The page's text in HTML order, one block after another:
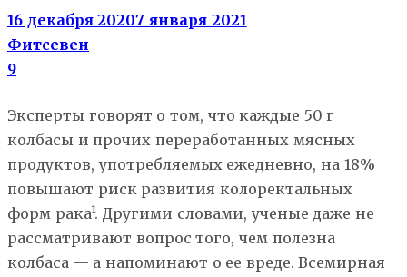
16 декабря 20207 января 2021
Фитсевен
9
Эксперты говорят о том, что каждые 50 г
колбасы и прочих переработанных мясных
продуктов, употребляемых ежедневно, на 18%
повышают риск развития колоректальных
форм рака¹. Другими словами, ученые даже не
рассматривают вопрос того, чем полезна
колбаса — а напоминают о ее вреде. Всемирная